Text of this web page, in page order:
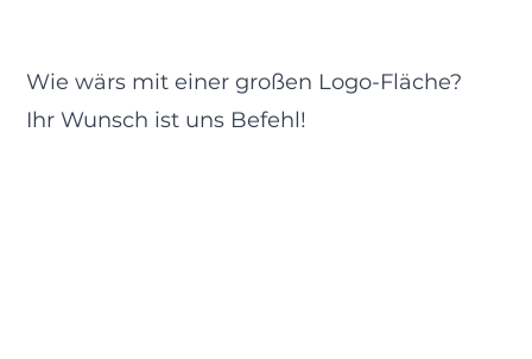
Wie wärs mit einer großen Logo-Fläche?
Ihr Wunsch ist uns Befehl!